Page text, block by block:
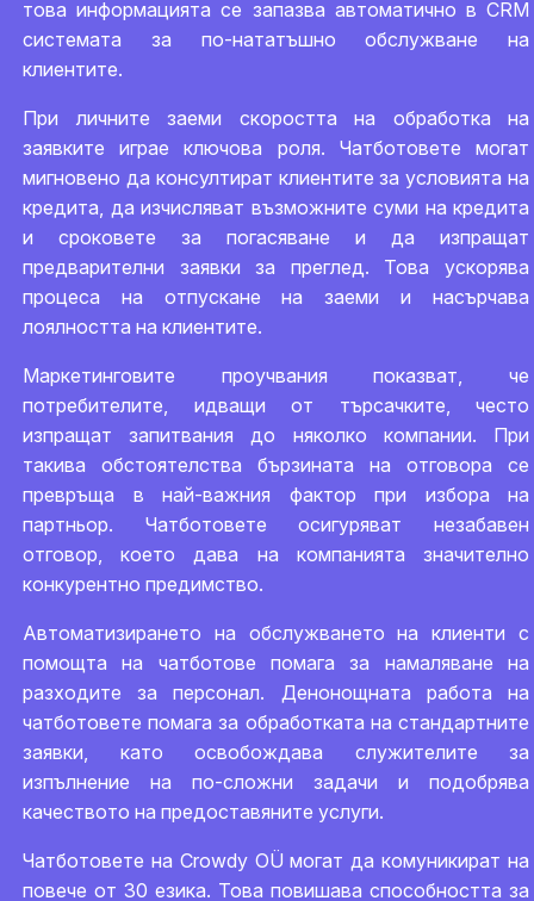
това информацията се запазва автоматично в CRM
системата за по-нататъшно обслужване на
клиентите.
При личните заеми скоростта на обработка на
заявките играе ключова роля. Чатботовете могат
мигновено да консултират клиентите за условията на
кредита, да изчисляват възможните суми на кредита
и сроковете за погасяване и да изпращат
предварителни заявки за преглед. Това ускорява
процеса на отпускане на заеми и насърчава
лоялността на клиентите.
Маркетинговите проучвания показват, че
потребителите, идващи от търсачките, често
изпращат запитвания до няколко компании. При
такива обстоятелства бързината на отговора се
превръща в най-важния фактор при избора на
партньор. Чатботовете осигуряват незабавен
отговор, което дава на компанията значително
конкурентно предимство.
Автоматизирането на обслужването на клиенти с
помощта на чатботове помага за намаляване на
разходите за персонал. Денонощната работа на
чатботовете помага за обработката на стандартните
заявки, като освобождава служителите за
изпълнение на по-сложни задачи и подобрява
качеството на предоставяните услуги.
Чатботовете на Crowdy OÜ могат да комуникират на
повече от 30 езика. Това повишава способността за